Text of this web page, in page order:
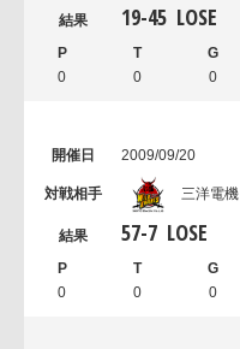
19-45 LOSE
0 0 0
2009/09/20
三洋電機
57-7 LOSE
0 0 0